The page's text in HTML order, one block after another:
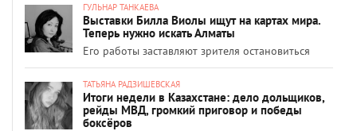
ГУЛЬНАР ТАНКАЕВА
Выставки Билла Виолы ищут на картах мира.
Теперь нужно искать Алматы
Его работы заставляют зрителя остановиться
ТАТЬЯНА РАДЗИШЕВСКАЯ
Итоги недели в Казахстане: дело дольщиков,
рейды МВД, громкий приговор и победы
боксёров